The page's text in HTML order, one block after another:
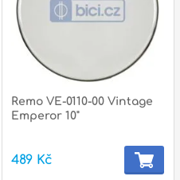
Remo VE-0110-00 Vintage
Emperor 10"
489 Kč